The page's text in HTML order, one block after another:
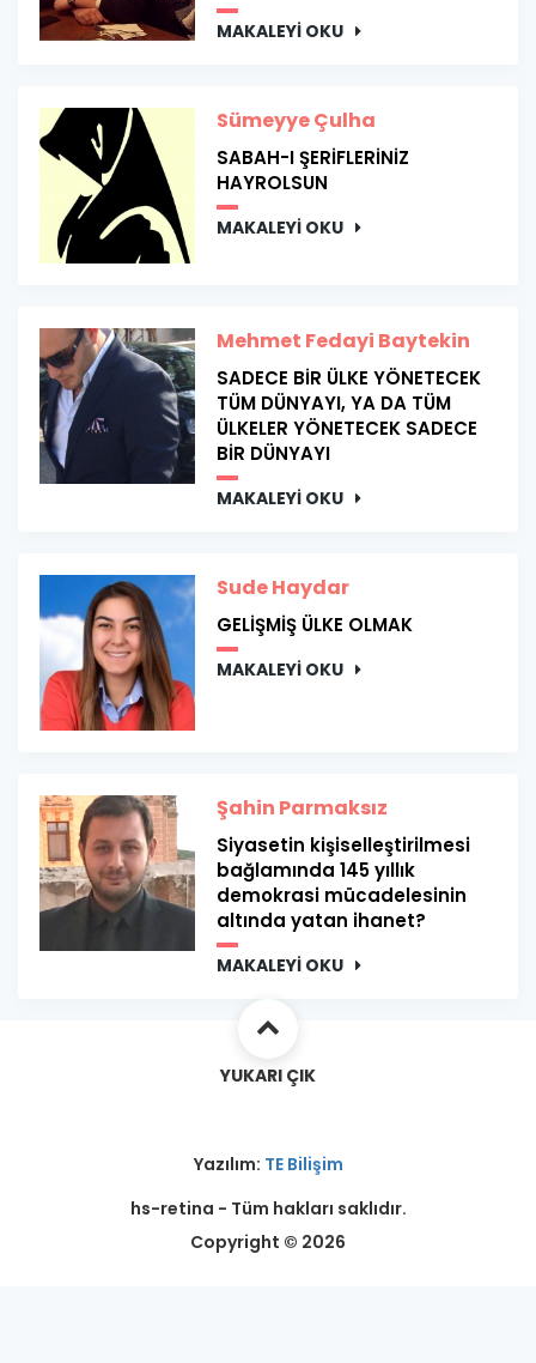
MAKALEYİ OKU
Sümeyye Çulha
SABAH-I ŞERİFLERİNİZ
HAYROLSUN
MAKALEYİ OKU
Mehmet Fedayi Baytekin
SADECE BİR ÜLKE YÖNETECEK
TÜM DÜNYAYI, YA DA TÜM
ÜLKELER YÖNETECEK SADECE
BİR DÜNYAYI
MAKALEYİ OKU
Sude Haydar
GELİŞMİŞ ÜLKE OLMAK
MAKALEYİ OKU
Şahin Parmaksız
Siyasetin kişiselleştirilmesi
bağlamında 145 yıllık
demokrasi mücadelesinin
altında yatan ihanet?
MAKALEYİ OKU
YUKARI ÇIK
Yazılım: TE Bilişim
hs-retina - Tüm hakları saklıdır.
Copyright © 2026